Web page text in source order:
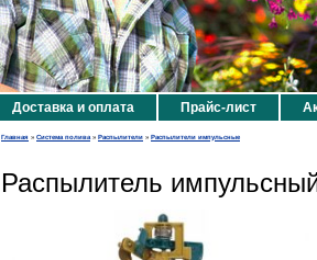
Доставка и оплата Прайс-лист
Главная » Система полива » Распылители » Распылители импульсные
Распылитель